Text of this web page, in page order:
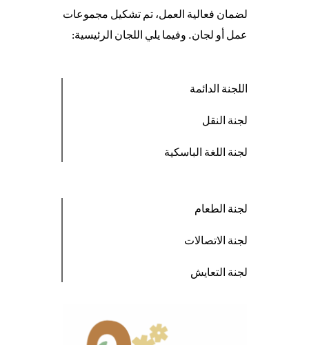
لضمان فعالية العمل، تم تشكيل مجموعات
عمل أو لجان. وفيما يلي اللجان الرئيسية:
اللجنة الدائمة
لجنة النقل
لجنة اللغة الباسكية
لجنة الطعام
لجنة الاتصالات
لجنة التعايش